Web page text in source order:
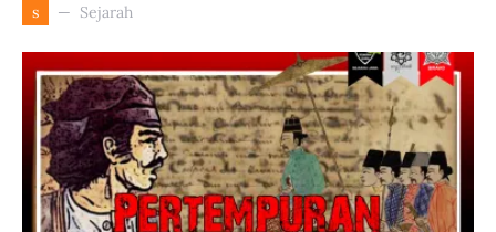
s Sejarah